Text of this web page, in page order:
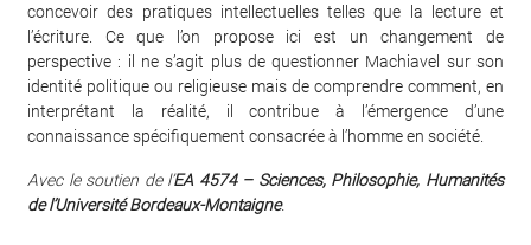
concevoir des pratiques intellectuelles telles que la lecture et
l’écriture. Ce que l’on propose ici est un changement de
perspective : il ne s’agit plus de questionner Machiavel sur son
identité politique ou religieuse mais de comprendre comment, en
interprétant la réalité, il contribue à l’émergence d’une
connaissance spécifiquement consacrée à l’homme en société.
Avec le soutien de l’EA 4574 – Sciences, Philosophie, Humanités
de l’Université Bordeaux-Montaigne.